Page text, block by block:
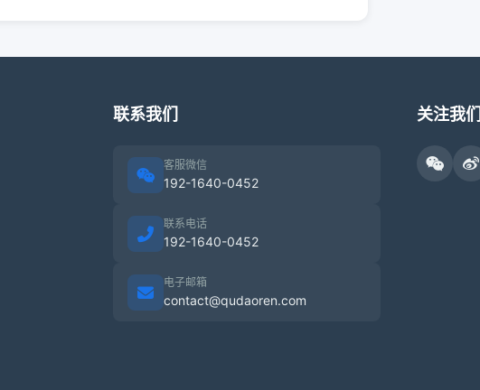
联系我们
客服微信
192-1640-0452
联系电话
192-1640-0452
电子邮箱
contact@qudaoren.com
关注我们